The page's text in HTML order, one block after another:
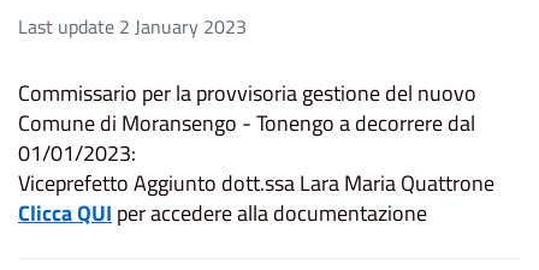
Last update 2 January 2023
Commissario per la provvisoria gestione del nuovo
Comune di Moransengo - Tonengo a decorrere dal
01/01/2023:
Viceprefetto Aggiunto dott.ssa Lara Maria Quattrone
Clicca QUI per accedere alla documentazione